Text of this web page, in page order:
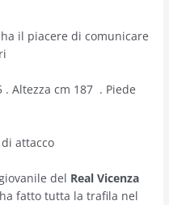
il piacere di comunicare
Altezza cm 187 . Piede
attacco
del Real Vicenza
fatto tutta la trafila nel